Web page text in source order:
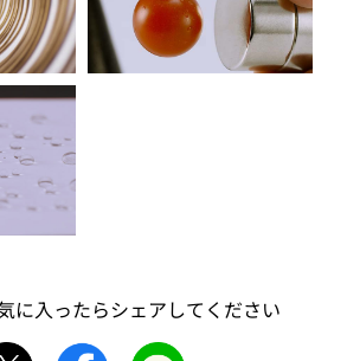
に入ったらシェアしてください